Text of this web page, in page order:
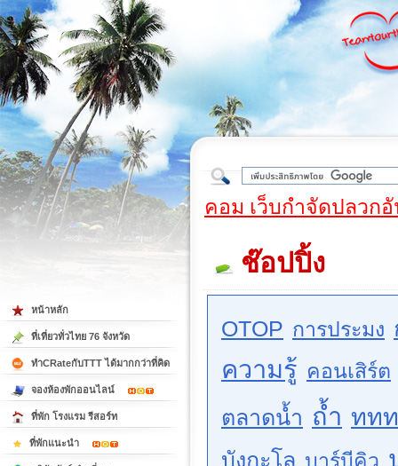
ต้
คอม เว็บกำจัดปลวก
ช๊อปปิ้ง
OTOP การประมง
ความรู้ คอนเสิร์ต
ตลาดน้ำ ถ้ำ ทท
บังกะโล บาร์บีคิว
หน้าหลัก
ที่เที่ยวทั่วไทย 76 จังหวัด
ทำCRateกับTTT ได้มากกว่าที่คิด
จองห้องพักออนไลน์
ที่พัก โรงแรม รีสอร์ท
ที่พักแนะนำ